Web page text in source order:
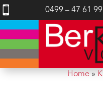
 0499 – 47 61 99
Home »